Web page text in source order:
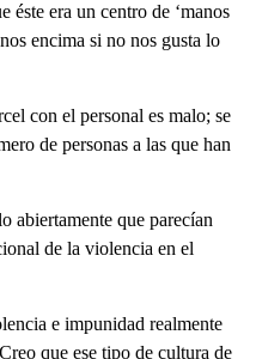
éste era un centro de ‘manos
encima si no nos gusta lo
con el personal es malo; se
de personas a las que han
abiertamente que parecían
de la violencia en el
e impunidad realmente
que ese tipo de cultura de